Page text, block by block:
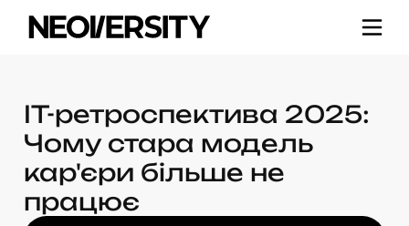
IT-ретроспектива 2025:
Чому стара модель
кар'єри більше не
працює